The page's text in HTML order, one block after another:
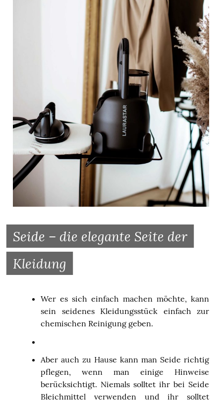
Seide – die elegante Seite der
Kleidung
Wer es sich einfach machen möchte, kann
sein seidenes Kleidungsstück einfach zur
chemischen Reinigung geben.
Aber auch zu Hause kann man Seide richtig
pflegen, wenn man einige Hinweise
berücksichtigt. Niemals solltet ihr bei Seide
Bleichmittel verwenden und ihr solltet